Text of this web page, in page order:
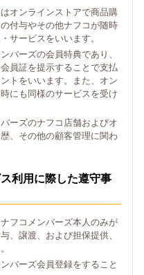
オンラインストアで商品購
付与やその他ナフコが随時
サービスをいいます。
バーズの会員特典であり、
員証を提示することで支払
トをいいます。また、オン
にも同様のサービスを受け
ーズのナフコ店舗およびオ
、その他の顧客管理に関わ
利用に際した遵守事
フコメンバーズ本人のみが
、譲渡、および担保提供、
バーズ会員登録をすること